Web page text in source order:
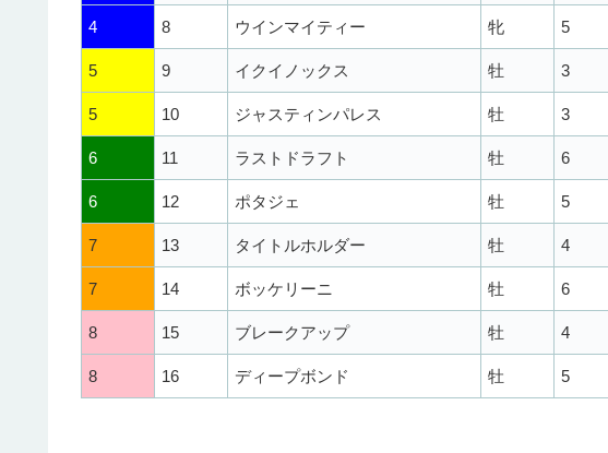
4 8 ウインマイティー 牝 5
5 9 イクイノックス 牡 3
5 10 ジャスティンパレス 牡 3
6 11 ラストドラフト 牡 6
6 12 ポタジェ 牡 5
7 13 タイトルホルダー 牡 4
7 14 ボッケリーニ 牡 6
8 15 ブレークアップ 牡 4
8 16 ディープボンド 牡 5